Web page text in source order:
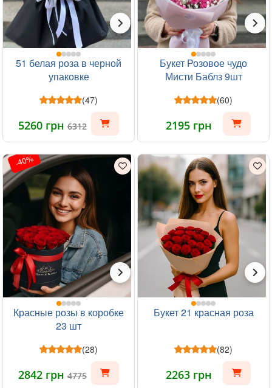
51 белая роза в черной
упаковке
(47)
5260 грн6312
Букет Розовое чудо
Мисти Баблз 9шт
(60)
2195 грн
-40%
Красные розы в коробке
23 шт
(28)
2842 грн4775
Букет 21 красная роза
(82)
2263 грн